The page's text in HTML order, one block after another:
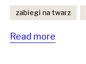
zabiegi na twarz
Read more